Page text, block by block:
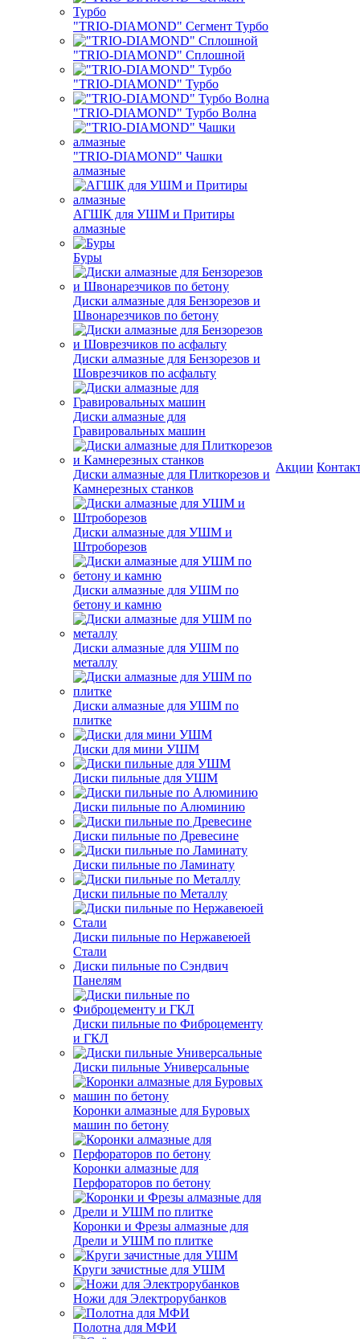
"TRIO-DIAMOND" Сегмент Турбо
"TRIO-DIAMOND" Сплошной
"TRIO-DIAMOND" Турбо
"TRIO-DIAMOND" Турбо Волна
"TRIO-DIAMOND" Чашки
алмазные
АГШК для УШМ и Притиры
алмазные
Буры
Диски алмазные для Бензорезов и
Швонарезчиков по бетону
Диски алмазные для Бензорезов и
Шоврезчиков по асфальту
Диски алмазные для
Гравировальных машин
Диски алмазные для Плиткорезов и
Камнерезных станков
Диски алмазные для УШМ и
Штроборезов
Диски алмазные для УШМ по
бетону и камню
Диски алмазные для УШМ по
металлу
Диски алмазные для УШМ по
плитке
Диски для мини УШМ
Диски пильные для УШМ
Диски пильные по Алюминию
Диски пильные по Древесине
Диски пильные по Ламинату
Диски пильные по Металлу
Диски пильные по Нержавеюей
Стали
Диски пильные по Сэндвич
Панелям
Диски пильные по Фиброцементу
и ГКЛ
Диски пильные Универсальные
Коронки алмазные для Буровых
машин по бетону
Коронки алмазные для
Перфораторов по бетону
Коронки и Фрезы алмазные для
Дрели и УШМ по плитке
Круги зачистные для УШМ
Ножи для Электрорубанков
Полотна для МФИ
Акции